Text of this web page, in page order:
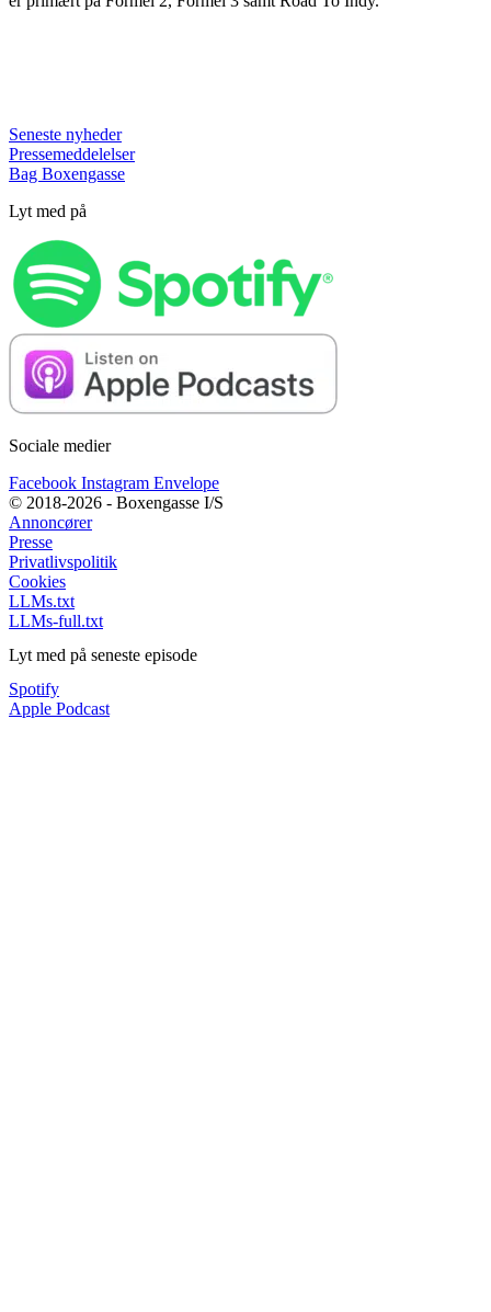
Seneste nyheder
Pressemeddelelser
Bag Boxengasse
Lyt med på
Sociale medier
Facebook Instagram Envelope
© 2018-2026 - Boxengasse I/S
Annoncører
Presse
Privatlivspolitik
Cookies
LLMs.txt
LLMs-full.txt
Lyt med på seneste episode
Spotify
Apple Podcast